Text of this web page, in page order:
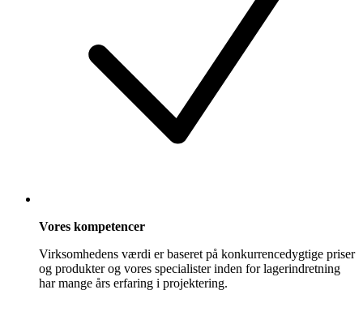
Vores kompetencer
Virksomhedens værdi er baseret på konkurrencedygtige priser
og produkter og vores specialister inden for lagerindretning
har mange års erfaring i projektering.